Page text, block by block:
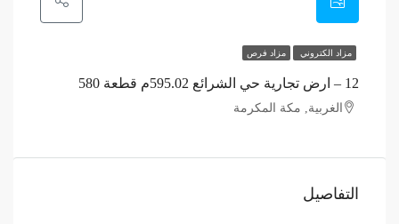
مزاد الكتروني مزاد فرص
12 – ارض تجارية حي الشرائع 595.02م قطعة 580
الغربية, مكة المكرمة
التفاصيل